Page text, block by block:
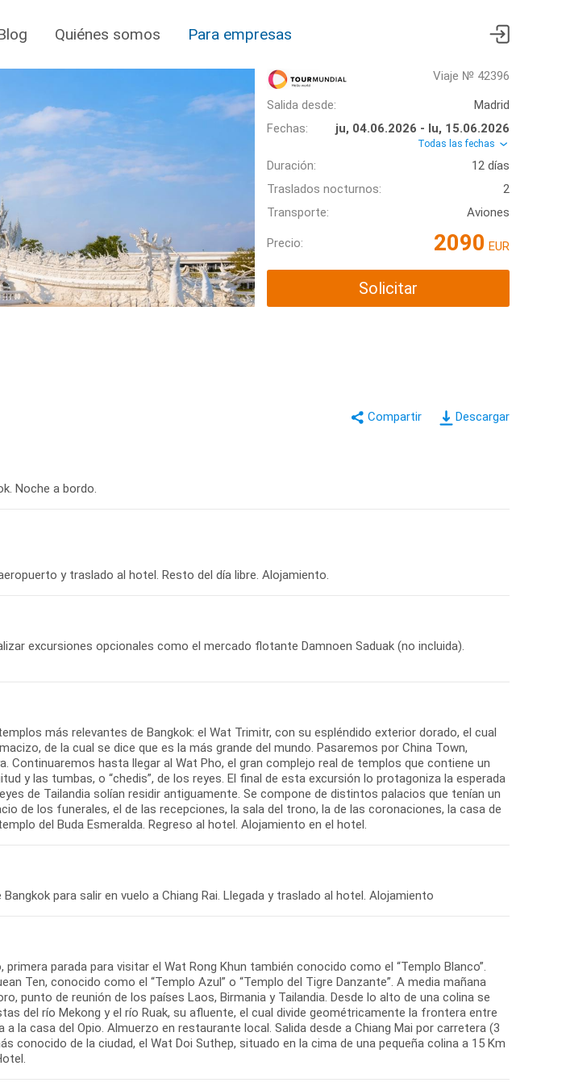
Quiénes somos Para empresas
Viaje № 42396
Salida desde:
Madrid
Fechas:
ju, 04.06.2026 - lu, 15.06.2026
Todas las fechas
Duración:
12 días
Traslados nocturnos:
2
Transporte:
Aviones
Precio: 2090 EUR
Solicitar
Descargar
Noche a bordo.
y traslado al hotel. Resto del día libre. Alojamiento.
excursiones opcionales como el mercado flotante Damnoen Saduak (no incluida).
más relevantes de Bangkok: el Wat Trimitr, con su espléndido exterior dorado, el cual
de la cual se dice que es la más grande del mundo. Pasaremos por China Town,
Continuaremos hasta llegar al Wat Pho, el gran complejo real de templos que contiene un
y las tumbas, o “chedis”, de los reyes. El final de esta excursión lo protagoniza la esperada
de Tailandia solían residir antiguamente. Se compone de distintos palacios que tenían un
de los funerales, el de las recepciones, la sala del trono, la de las coronaciones, la casa de
del Buda Esmeralda. Regreso al hotel. Alojamiento en el hotel.
para salir en vuelo a Chiang Rai. Llegada y traslado al hotel. Alojamiento
primera parada para visitar el Wat Rong Khun también conocido como el “Templo Blanco”.
Ten, conocido como el “Templo Azul” o “Templo del Tigre Danzante”. A media mañana
punto de reunión de los países Laos, Birmania y Tailandia. Desde lo alto de una colina se
del río Mekong y el río Ruak, su afluente, el cual divide geométricamente la frontera entre
la casa del Opio. Almuerzo en restaurante local. Salida desde a Chiang Mai por carretera (3
conocido de la ciudad, el Wat Doi Suthep, situado en la cima de una pequeña colina a 15 Km